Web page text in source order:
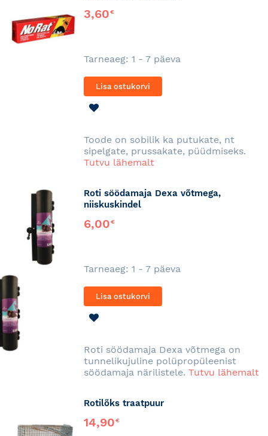
3,60€
Tarneaeg: 1 - 7 päeva
Lisa ostukorvi
Toode on sobilik ka putukate, nt
sipelgate, prussakate, püüdmiseks.
Tutvu lähemalt
Roti söödamaja Dexa võtmega,
niiskuskindel
6,00€
Tarneaeg: 1 - 7 päeva
Lisa ostukorvi
Roti söödamaja Dexa võtmega on
tunnelikujuline polüpropüleenist
söödamaja närilistele. Tutvu lähemalt
Rotilõks traatpuur
14,90€